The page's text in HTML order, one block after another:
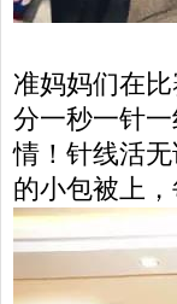
准妈妈们在
分一秒一针
情！针线活
的小包被上